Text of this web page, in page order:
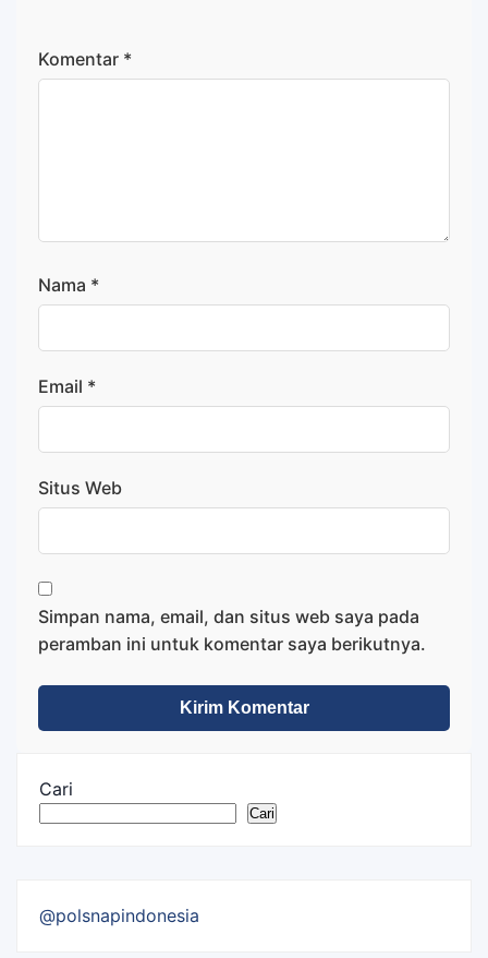
Komentar *
Nama *
Email *
Situs Web
Simpan nama, email, dan situs web saya pada
peramban ini untuk komentar saya berikutnya.
Cari
Cari
@polsnapindonesia